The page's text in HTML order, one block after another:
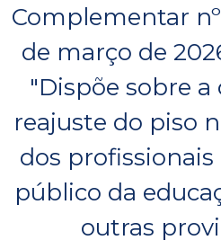
a
r
M
u
Complementar nº
de março de
"Dispõe sobre a
reajuste do piso
dos
público da
outras